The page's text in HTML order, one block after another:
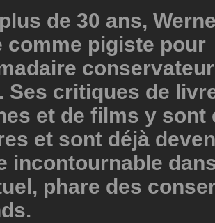
de 30 ans,
comme pigiste pour
Ses critiques de
et de films y sont
et sont déjà
incontournable
phare des